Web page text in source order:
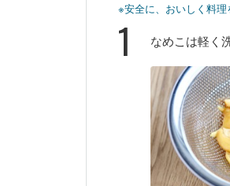
※安全に、おいしく料
1 なめこは軽く